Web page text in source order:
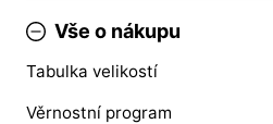
Vše o nákupu
Tabulka velikostí
Věrnostní program